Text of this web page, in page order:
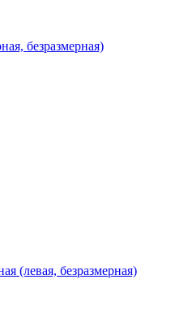
безразмерная)
(левая, безразмерная)